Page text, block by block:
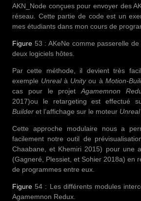
AKN_Node conçues pour envoyer des
réseau. Cette partie de code est un
mes étudiants dans mon cours de
Figure 53 : AKeNe comme passerelle
deux logiciels hôtes.
Par cette méthode, il devient très
exemple Unrealà Unityou à Motion-
cas pour le projet Agamemnon
2017)ou le retargeting est effectué
Builder et l’affichage sur le moteur Unreal
Cette approche modulaire nous a
facilement notre outil de
Chaabane, et Khemiri 2015) pour une
(Gagneré, Plessiet, et Sohier 2018a) en
de programmes entre eux.
Figure 54 : Les différents modules
Agamemnon Redux.